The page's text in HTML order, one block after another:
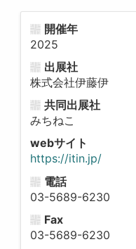
開催年
2025
出展社
株式会社伊藤伊
共同出展社
みちねこ
webサイト
https://itin.jp/
電話
03-5689-6230
Fax
03-5689-6230